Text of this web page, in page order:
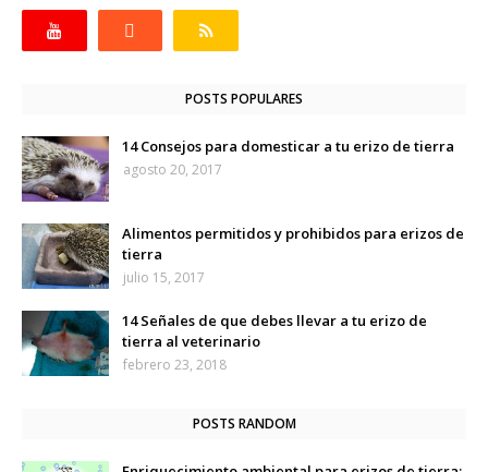
POSTS POPULARES
14 Consejos para domesticar a tu erizo de tierra
agosto 20, 2017
Alimentos permitidos y prohibidos para erizos de
tierra
julio 15, 2017
14 Señales de que debes llevar a tu erizo de
tierra al veterinario
febrero 23, 2018
POSTS RANDOM